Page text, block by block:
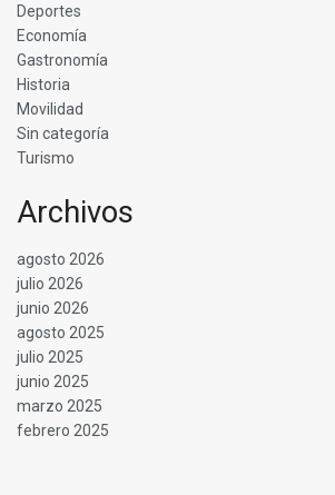
Deportes
Economía
Gastronomía
Historia
Movilidad
Sin categoría
Turismo
Archivos
agosto 2026
julio 2026
junio 2026
agosto 2025
julio 2025
junio 2025
marzo 2025
febrero 2025